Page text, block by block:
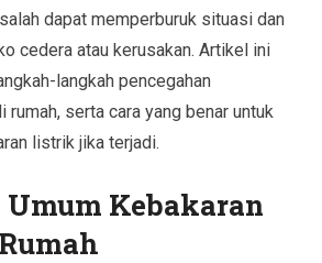
dapat memperburuk situasi dan
cedera atau kerusakan. Artikel ini
langkah pencegahan
serta cara yang benar untuk
listrik jika terjadi.
Umum Kebakaran